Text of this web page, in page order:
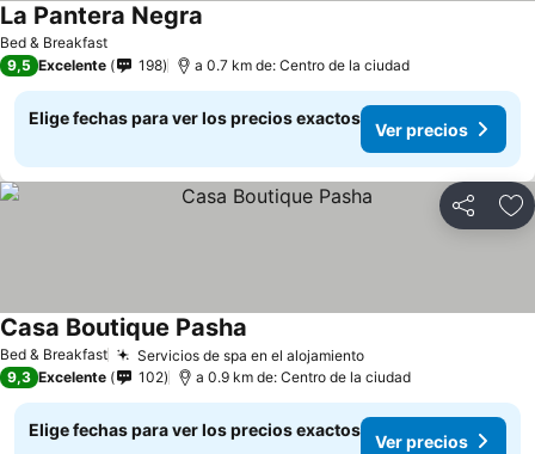
Bed & Breakfast
La Pantera Negra
9,5 Excelente 198 a 0.7 km de: Centro de la ciudad
Elige fechas para ver los precios exactos
Ver precios
Compartir
Bed & Breakfast Servicios de spa en el alojamiento
Casa Boutique Pasha
9,3 Excelente 102 a 0.9 km de: Centro de la ciudad
Elige fechas para ver los precios exactos
Ver precios